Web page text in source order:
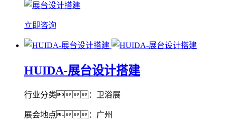
立即咨询
HUIDA-展台设计搭建
行业分类：卫浴展
展会地点：广州